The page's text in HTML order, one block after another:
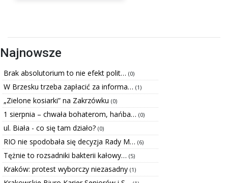
Najnowsze
Brak absolutorium to nie efekt polit… (0)
W Brzesku trzeba zapłacić za informa… (1)
„Zielone kosiarki” na Zakrzówku (0)
1 sierpnia – chwała bohaterom, hańba… (0)
ul. Biała - co się tam działo? (0)
RIO nie spodobała się decyzja Rady M… (6)
Tężnie to rozsadniki bakterii kałowy… (5)
Kraków: protest wyborczy niezasadny (1)